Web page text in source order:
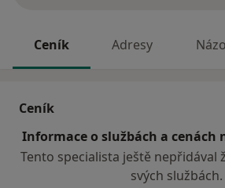
Ceník Adresy
Ceník
Informace o službách a cenách
Tento specialista ještě nepřidával
svých službách.